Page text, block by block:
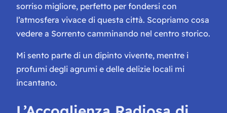
sorriso migliore, perfetto per fondersi con
l’atmosfera vivace di questa città. Scopriamo cosa
vedere a Sorrento camminando nel centro storico.
Mi sento parte di un dipinto vivente, mentre i
profumi degli agrumi e delle delizie locali mi
incantano.